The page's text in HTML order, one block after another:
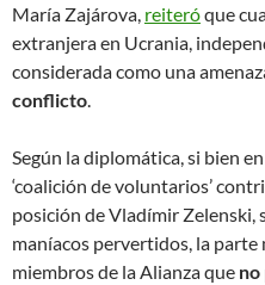
María Zajárova, reiteróque
extranjera en Ucrania,
considerada como una
conflicto
Según la diplomática, si bien
‘coalición de voluntarios’
posición de Vladímir Zelenski,
maníacos pervertidos, la parte
miembros de la Alianza que no